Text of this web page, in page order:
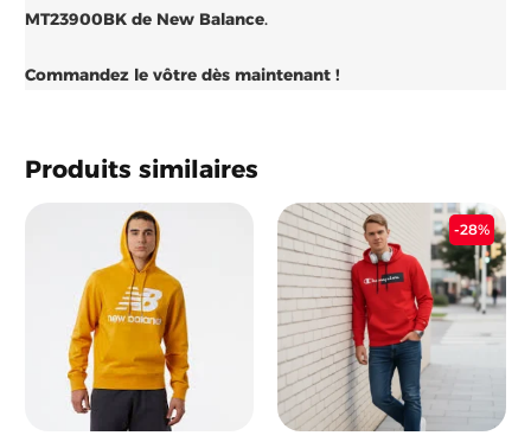
MT23900BK de New Balance.
Commandez le vôtre dès maintenant !
Produits similaires
-28%
prix
initial
était :
6.800 د.ج.
Le
prix
est :